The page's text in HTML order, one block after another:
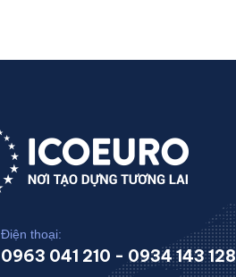
Điện thoại:
0963 041 210 - 0934 143 128